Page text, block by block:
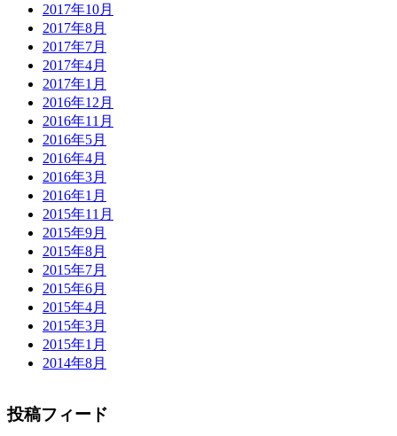
2017年10月
2017年8月
2017年7月
2017年4月
2017年1月
2016年12月
2016年11月
2016年5月
2016年4月
2016年3月
2016年1月
2015年11月
2015年9月
2015年8月
2015年7月
2015年6月
2015年4月
2015年3月
2015年1月
2014年8月
投稿フィード